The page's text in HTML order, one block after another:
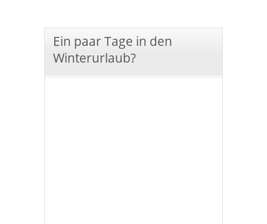
Ein paar Tage in den
Winterurlaub?